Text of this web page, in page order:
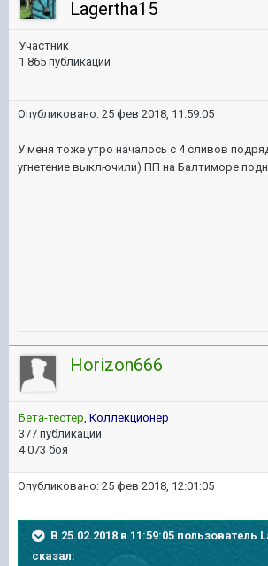
Lagertha15
Участник
1 865 публикаций
Опубликовано: 25 фев 2018, 11:59:05
У меня тоже утро началось с 4 сливов
угнетение выключили) ПП на Балтиморе
Horizon666
Бета-тестер, Коллекционер
377 публикаций
4 073 боя
Опубликовано: 25 фев 2018, 12:01:05
В 25.02.2018 в 11:59:05 пользователь
сказал: